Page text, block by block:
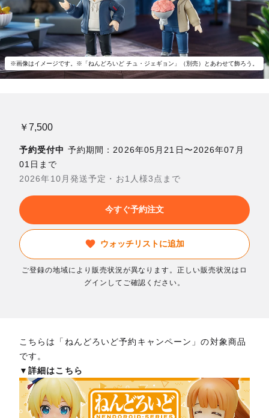
※画像はイメージです。※「ねんどろいど チュ・ジェギョン」（別売）とあわせて飾ろう。
￥7,500
予約受付中 予約期間：2026年05月21日〜2026年07月
01日まで
2026年10月発送予定・お1人様3点まで
今すぐ予約注文
ウォッチリストに追加
ご登録の地域により販売状況が異なります。正しい販売状況はロ
グインしてご確認ください。
こちらは「ねんどろいど予約キャンペーン」の対象商品
です。
▼詳細はこちら